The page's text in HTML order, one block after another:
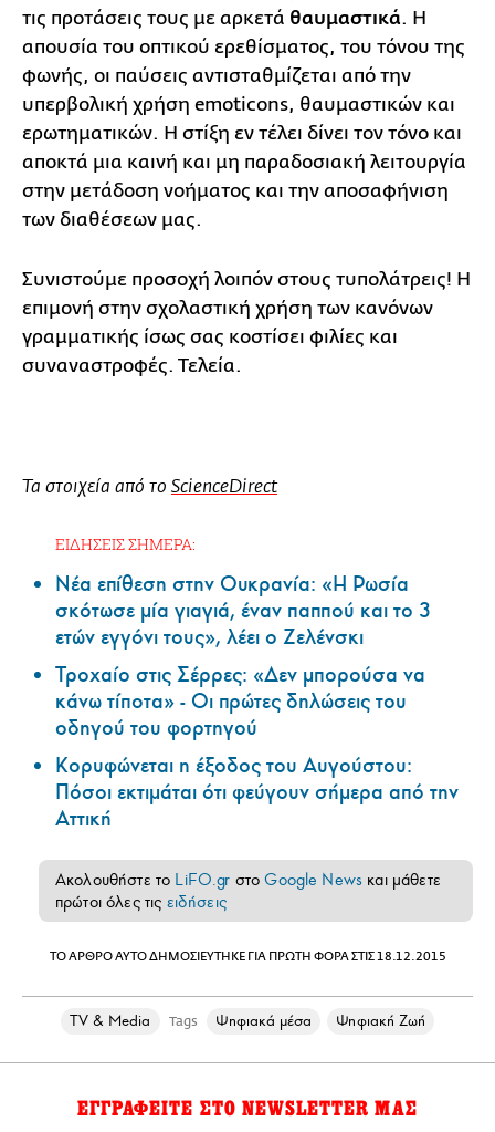
τις προτάσεις τους με αρκετά θαυμαστικά. Η
απουσία του οπτικού ερεθίσματος, του τόνου της
φωνής, οι παύσεις αντισταθμίζεται από την
υπερβολική χρήση emoticons, θαυμαστικών και
ερωτηματικών. Η στίξη εν τέλει δίνει τον τόνο και
αποκτά μια καινή και μη παραδοσιακή λειτουργία
στην μετάδοση νοήματος και την αποσαφήνιση
των διαθέσεων μας.
Συνιστούμε προσοχή λοιπόν στους τυπολάτρεις! Η
επιμονή στην σχολαστική χρήση των κανόνων
γραμματικής ίσως σας κοστίσει φιλίες και
συναναστροφές. Τελεία.
Τα στοιχεία από το ScienceDirect
ΕΙΔΗΣΕΙΣ ΣΗΜΕΡΑ:
Νέα επίθεση στην Ουκρανία: «Η Ρωσία
σκότωσε μία γιαγιά, έναν παππού και το 3
ετών εγγόνι τους», λέει ο Ζελένσκι
Τροχαίο στις Σέρρες: «Δεν μπορούσα να
κάνω τίποτα» - Οι πρώτες δηλώσεις του
οδηγού του φορτηγού
Κορυφώνεται η έξοδος του Αυγούστου:
Πόσοι εκτιμάται ότι φεύγουν σήμερα από την
Αττική
Ακολουθήστε το LiFO.gr στοGoogle News και μάθετε
πρώτοι όλες τις ειδήσεις
ΤΟ ΑΡΘΡΟ ΑΥΤΟ ΔΗΜΟΣΙΕΥΤΗΚΕ ΓΙΑ ΠΡΩΤΗ ΦΟΡΑ ΣΤΙΣ 18.12.2015
TV & Media Tags Ψηφιακά μέσα Ψηφιακή Ζωή
ΕΓΓΡΑΦΕΙΤΕ ΣΤΟ NEWSLETTER ΜΑΣ